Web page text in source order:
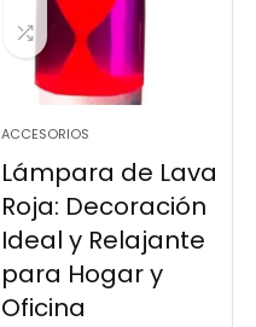
ACCESORIOS
Lámpara de Lava
Roja: Decoración
Ideal y Relajante
para Hogar y
Oficina